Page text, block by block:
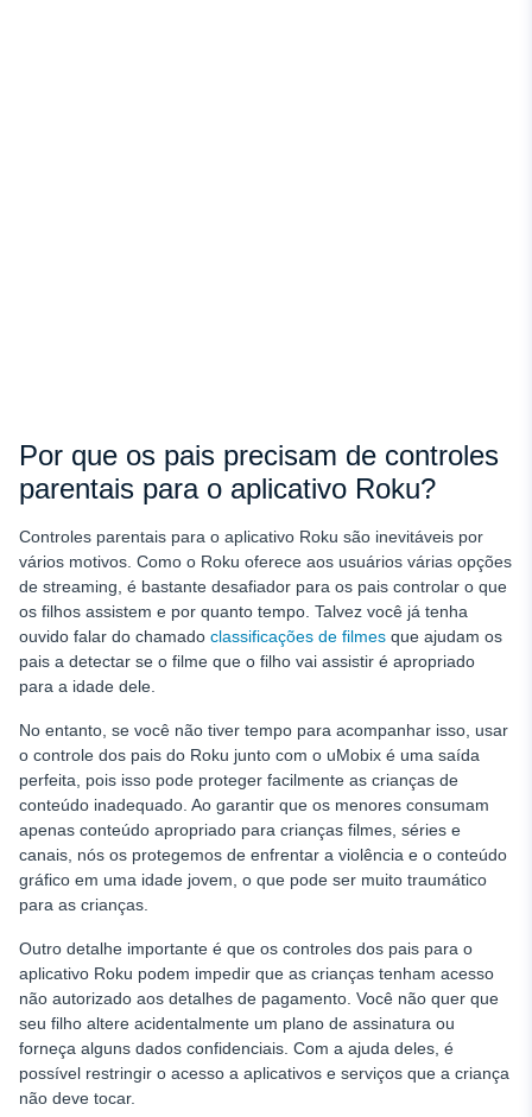
Por que os pais precisam de controles
parentais para o aplicativo Roku?
Controles parentais para o aplicativo Roku são inevitáveis por
vários motivos. Como o Roku oferece aos usuários várias opções
de streaming, é bastante desafiador para os pais controlar o que
os filhos assistem e por quanto tempo. Talvez você já tenha
ouvido falar do chamado classificações de filmes que ajudam os
pais a detectar se o filme que o filho vai assistir é apropriado
para a idade dele.
No entanto, se você não tiver tempo para acompanhar isso, usar
o controle dos pais do Roku junto com o uMobix é uma saída
perfeita, pois isso pode proteger facilmente as crianças de
conteúdo inadequado. Ao garantir que os menores consumam
apenas conteúdo apropriado para crianças filmes, séries e
canais, nós os protegemos de enfrentar a violência e o conteúdo
gráfico em uma idade jovem, o que pode ser muito traumático
para as crianças.
Outro detalhe importante é que os controles dos pais para o
aplicativo Roku podem impedir que as crianças tenham acesso
não autorizado aos detalhes de pagamento. Você não quer que
seu filho altere acidentalmente um plano de assinatura ou
forneça alguns dados confidenciais. Com a ajuda deles, é
possível restringir o acesso a aplicativos e serviços que a criança
não deve tocar.